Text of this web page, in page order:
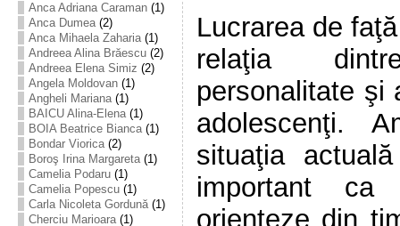
Anca Adriana Caraman(1)
Anca Dumea(2)
Anca Mihaela Zaharia(1)
Andreea Alina Brăescu(2)
Andreea Elena Simiz (2)
Angela Moldovan(1)
Angheli Mariana(1)
BAICU Alina-Elena(1)
BOIA Beatrice Bianca(1)
Bondar Viorica(2)
Boroş Irina Margareta(1)
Camelia Podaru(1)
Camelia Popescu(1)
Carla Nicoleta Gordună(1)
Cherciu Marioara(1)
Lucrarea de
relaţia
personalitate şi
adolescenţi.
situaţia
important
orienteze din